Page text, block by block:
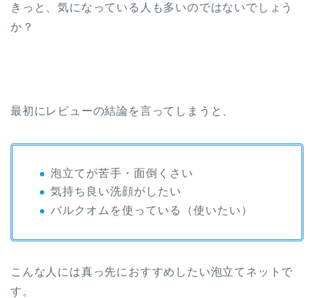
きっと、気になっている人も多いのではないでしょう
か？
最初にレビューの結論を言ってしまうと、
泡立てが苦手・面倒くさい
気持ち良い洗顔がしたい
バルクオムを使っている（使いたい）
こんな人には真っ先におすすめしたい泡立てネットで
す。